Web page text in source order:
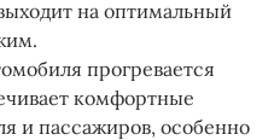
на оптимальный
прогревается
комфортные
и пассажиров, особенно